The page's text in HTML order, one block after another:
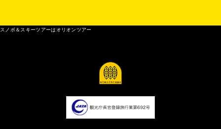
スノボ＆スキーツアーはオリオンツアー